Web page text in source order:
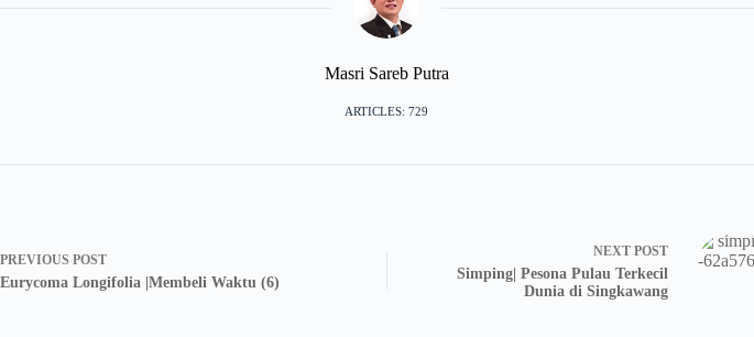
Masri Sareb Putra
ARTICLES: 729
PREVIOUS POST
Eurycoma Longifolia |Membeli Waktu (6)
NEXT POST
Simping| Pesona Pulau Terkecil
Dunia di Singkawang